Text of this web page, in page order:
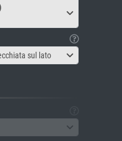
sul lato